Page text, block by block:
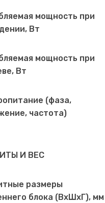
мощность при
Вт
мощность при
Вт
(фаза,
частота)
И ВЕС
размеры
блока (ВхШхГ), мм